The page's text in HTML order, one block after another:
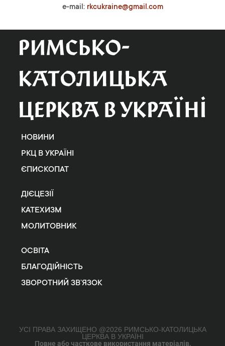
e-mail: rkcukraine@gmail.com
НОВИНИ
РКЦ В УКРАЇНІ
ЄПИСКОПАТ
ДІЄЦЕЗІЇ
КАТЕХИЗМ
МОЛИТОВНИК
ОСВІТА
БЛАГОДІЙНІСТЬ
ЗВОРОТНИЙ ЗВ’ЯЗОК
УСІ ПРАВА ЗАХИЩЕНО @2026 РИМСЬКО-КАТОЛИЦЬКА
ЦЕРКВА В УКРАЇНІ
Повне або часткове використання матеріалів,